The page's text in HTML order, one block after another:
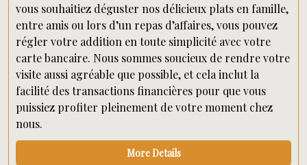
vous souhaitiez déguster nos délicieux plats en famille,
entre amis ou lors d’un repas d’affaires, vous pouvez
régler votre addition en toute simplicité avec votre
carte bancaire. Nous sommes soucieux de rendre votre
visite aussi agréable que possible, et cela inclut la
facilité des transactions financières pour que vous
puissiez profiter pleinement de votre moment chez
nous.
More Details